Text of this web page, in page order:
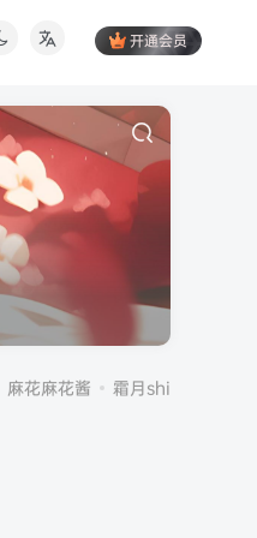
开通会员
麻花麻花酱 霜月shimo